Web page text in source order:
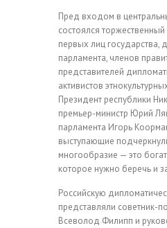
Пред входом в
состоялся торжественный
первых лиц государства,
парламента, членов
представителей
активистов
Президент республики
премьер-министр Юрий
парламента Игорь
выступающие
многообразие — это
которое нужно беречь и
Российскую
представляли советник-
Всеволод Филипп и